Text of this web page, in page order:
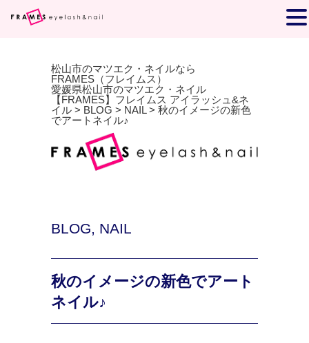
松山市のマツエク・ネイルなら
FRAMES（フレイムス）
愛媛県松山市のマツエク・ネイル
【FRAMES】フレイムス アイラッシュ&ネ
イル > BLOG > NAIL> 秋のイメージの新色
でアートネイル♪
BLOG, NAIL
秋のイメージの新色でアート
ネイル♪